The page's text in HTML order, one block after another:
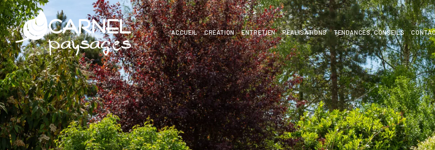
ACCUEIL CRÉATION ENTRETIEN RÉALISATIONS TENDANCES, CONSEILS